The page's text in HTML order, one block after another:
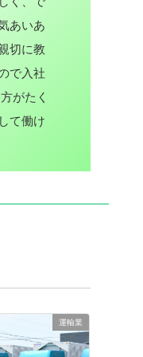
あいあ
切に教
で入社
がたく
て働け
運輸業